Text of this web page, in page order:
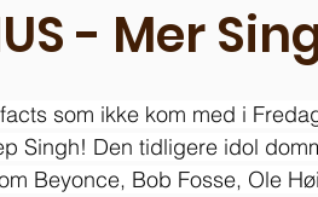
- Mer
som ikke kom med i
Singh! Den tidligere idol
Beyonce, Bob Fosse, Ole